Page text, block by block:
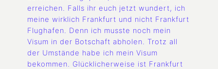
erreichen. Falls ihr euch jetzt wundert, ich
meine wirklich Frankfurt und nicht Frankfurt
Flughafen. Denn ich musste noch mein
Visum in der Botschaft abholen. Trotz all
der Umstände habe ich mein Visum
bekommen. Glücklicherweise ist Frankfurt